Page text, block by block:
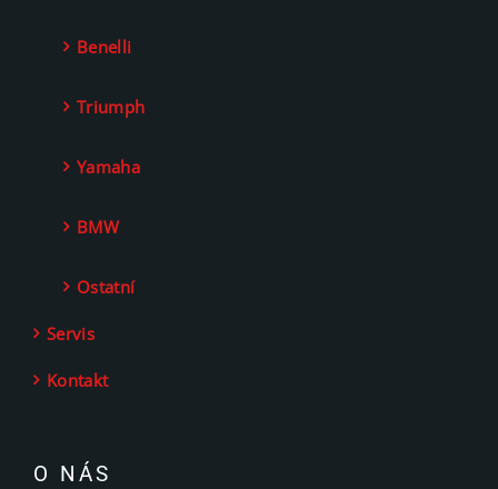
Benelli
Triumph
Yamaha
BMW
Ostatní
Servis
Kontakt
O NÁS